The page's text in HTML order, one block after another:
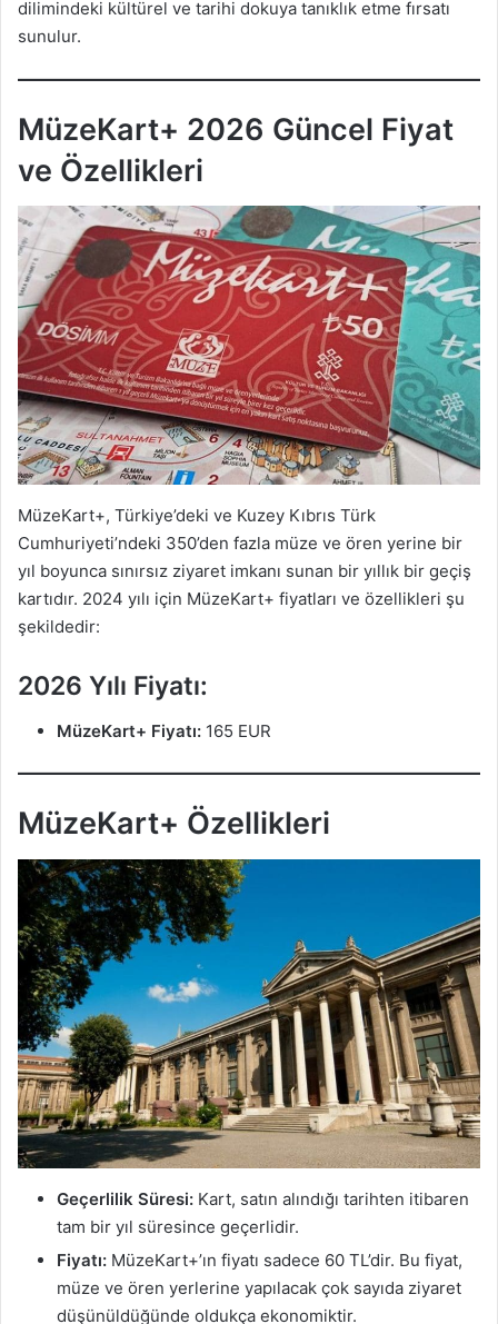
dilimindeki kültürel ve tarihi dokuya tanıklık etme fırsatı
sunulur.
MüzeKart+ 2026 Güncel Fiyat
ve Özellikleri
MüzeKart+, Türkiye’deki ve Kuzey Kıbrıs Türk
Cumhuriyeti’ndeki 350’den fazla müze ve ören yerine bir
yıl boyunca sınırsız ziyaret imkanı sunan bir yıllık bir geçiş
kartıdır. 2024 yılı için MüzeKart+ fiyatları ve özellikleri şu
şekildedir:
2026 Yılı Fiyatı:
MüzeKart+ Fiyatı: 165 EUR
MüzeKart+ Özellikleri
Geçerlilik Süresi: Kart, satın alındığı tarihten itibaren
tam bir yıl süresince geçerlidir.
Fiyatı: MüzeKart+’ın fiyatı sadece 60 TL’dir. Bu fiyat,
müze ve ören yerlerine yapılacak çok sayıda ziyaret
düşünüldüğünde oldukça ekonomiktir.